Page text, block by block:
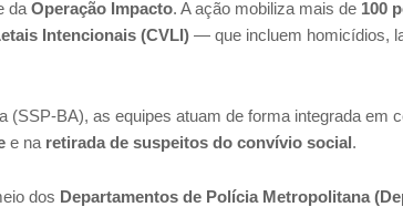
da Operação Impacto. A ação mobiliza mais de 100
Intencionais (CVLI) — que incluem homicídios,
(SSP-BA), as equipes atuam de forma integrada em
e na retirada de suspeitos do convívio social.
dos Departamentos de Polícia Metropolitana